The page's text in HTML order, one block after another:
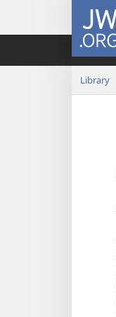
JW.ORG
Library